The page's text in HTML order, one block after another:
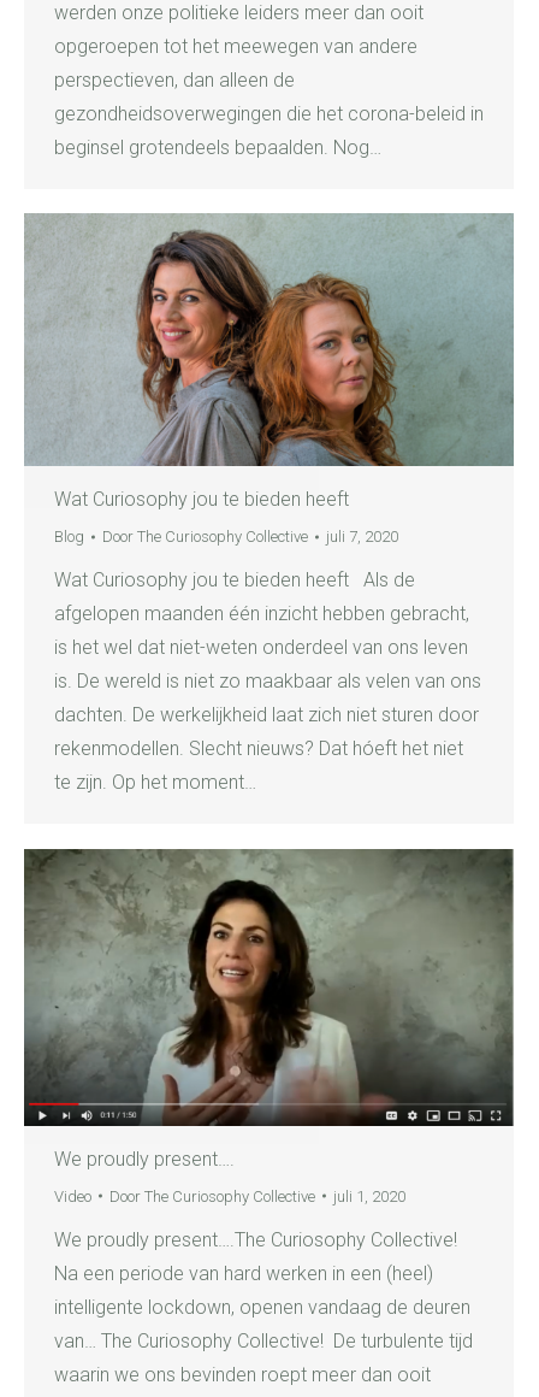
werden onze politieke leiders meer dan ooit
opgeroepen tot het meewegen van andere
perspectieven, dan alleen de
gezondheidsoverwegingen die het corona-beleid in
beginsel grotendeels bepaalden. Nog…
Wat Curiosophy jou te bieden heeft
Blog Door The Curiosophy Collective juli 7, 2020
Wat Curiosophy jou te bieden heeft Als de
afgelopen maanden één inzicht hebben gebracht,
is het wel dat niet-weten onderdeel van ons leven
is. De wereld is niet zo maakbaar als velen van ons
dachten. De werkelijkheid laat zich niet sturen door
rekenmodellen. Slecht nieuws? Dat hóeft het niet
te zijn. Op het moment…
We proudly present….
Video Door The Curiosophy Collective juli 1, 2020
We proudly present….The Curiosophy Collective!
Na een periode van hard werken in een (heel)
intelligente lockdown, openen vandaag de deuren
van… The Curiosophy Collective! De turbulente tijd
waarin we ons bevinden roept meer dan ooit